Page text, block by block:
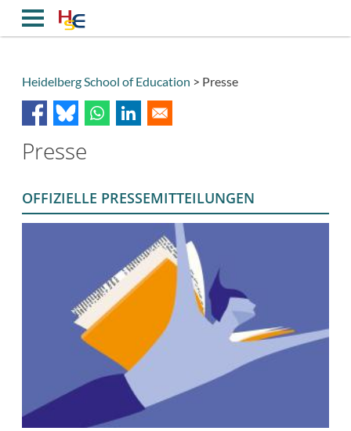
Inhalt
Breadcrumb
Heidelberg School of Education Presse
Presse
OFFIZIELLE PRESSEMITTEILUNGEN